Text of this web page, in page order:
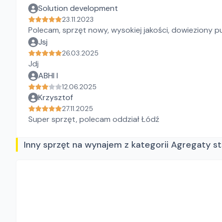
Solution development
23.11.2023
Polecam, sprzęt nowy, wysokiej jakości, dowieziony
Jsj
26.03.2025
Jdj
ABHI I
12.06.2025
Krzysztof
27.11.2025
Super sprzęt, polecam oddział Łódź
Inny sprzęt na wynajem z kategorii Agregaty